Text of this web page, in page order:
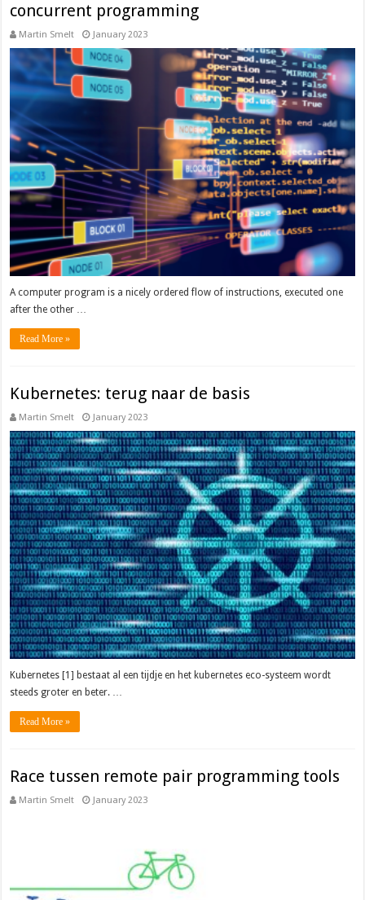
concurrent programming
Martin Smelt January 2023
A computer program is a nicely ordered flow of instructions, executed one
after the other …
Read More »
Kubernetes: terug naar de basis
Martin Smelt January 2023
Kubernetes [1] bestaat al een tijdje en het kubernetes eco-systeem wordt
steeds groter en beter. …
Read More »
Race tussen remote pair programming tools
Martin Smelt January 2023